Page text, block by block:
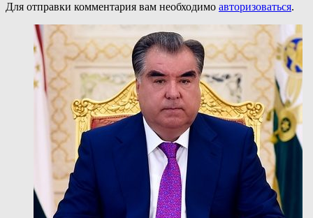
Для отправки комментария вам необходимо авторизоваться.